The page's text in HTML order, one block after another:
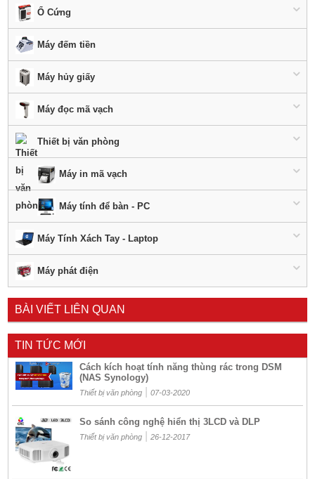
Ổ Cứng
Máy đếm tiền
Máy hủy giấy
Máy đọc mã vạch
Thiết bị văn phòng
Máy in mã vạch
Máy tính để bàn - PC
Máy Tính Xách Tay - Laptop
Máy phát điện
BÀI VIẾT LIÊN QUAN
TIN TỨC MỚI
Cách kích hoạt tính năng thùng rác trong DSM
(NAS Synology)
Thiết bị văn phòng| 07-03-2020
So sánh công nghệ hiển thị 3LCD và DLP
Thiết bị văn phòng| 26-12-2017